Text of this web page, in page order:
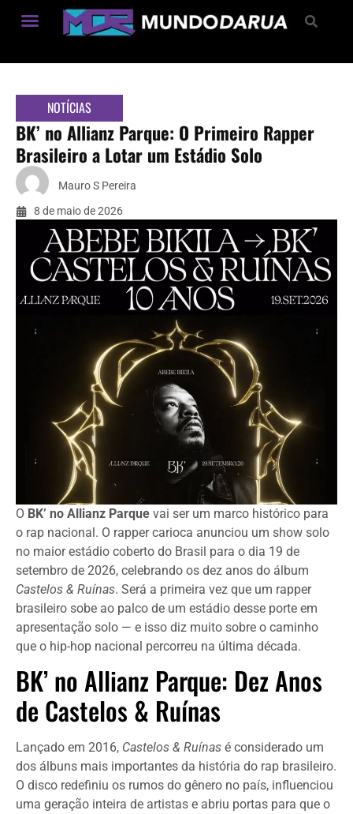
NOTÍCIAS
BK’ no Allianz Parque: O Primeiro Rapper
Brasileiro a Lotar um Estádio Solo
Mauro S Pereira
8 de maio de 2026
O BK’ no Allianz Parque vai ser um marco histórico para
o rap nacional. O rapper carioca anunciou um show solo
no maior estádio coberto do Brasil para o dia 19 de
setembro de 2026, celebrando os dez anos do álbum
Castelos & Ruínas. Será a primeira vez que um rapper
brasileiro sobe ao palco de um estádio desse porte em
apresentação solo — e isso diz muito sobre o caminho
que o hip-hop nacional percorreu na última década.
BK’ no Allianz Parque: Dez Anos
de Castelos & Ruínas
Lançado em 2016, Castelos & Ruínas é considerado um
dos álbuns mais importantes da história do rap brasileiro.
O disco redefiniu os rumos do gênero no país, influenciou
uma geração inteira de artistas e abriu portas para que o